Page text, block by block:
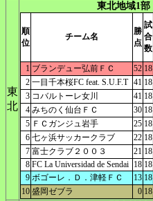
東
北
東北地域1部
順
位
チーム名
勝
点
試
合
数
1 ブランデュー弘前ＦＣ 52 18
2 一目千本桜FC feat. S.U.F.T 41 18
3 コバルトーレ女川 41 18
4 みちのく仙台ＦＣ 30 18
5 ＦＣガンジュ岩手 25 18
6 七ヶ浜サッカークラブ 22 18
7 富士クラブ２００３ 21 18
8 FC La Universidad de Sendai 18 18
9 ボゴーレ．Ｄ．津軽ＦＣ 13 18
10 盛岡ゼブラ 0 18